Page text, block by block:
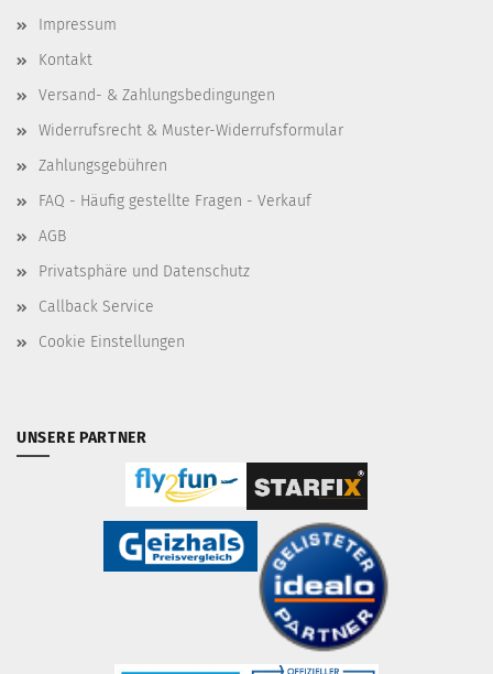
Impressum
Kontakt
Versand- & Zahlungsbedingungen
Widerrufsrecht & Muster-Widerrufsformular
Zahlungsgebühren
FAQ - Häufig gestellte Fragen - Verkauf
AGB
Privatsphäre und Datenschutz
Callback Service
Cookie Einstellungen
UNSERE PARTNER